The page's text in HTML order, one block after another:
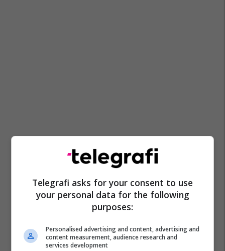
Telegrafi asks for your consent to use
your personal data for the following
purposes:
Personalised advertising and content, advertising and
content measurement, audience research and
services development